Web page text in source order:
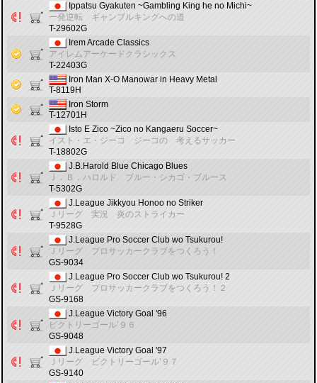
Ippatsu Gyakuten ~Gambling King he no Michi~
一発逆転 ギャンブルキングへの道
T-29602G
Irem Arcade Classics
アイレムアーケードクラシックス
T-22403G
Iron Man X-O Manowar in Heavy Metal
T-8119H
Iron Storm
T-12701H
Isto E Zico ~Zico no Kangaeru Soccer~
イスト・エ・ジーコ ジーコの 考えるサッカー
T-18802G
J.B.Harold Blue Chicago Blues
Ｊ．Ｂ．ハロルド ブルー・シカゴ・ブルース
T-5302G
J.League Jikkyou Honoo no Striker
Ｊリーグ 実況 炎のストライカー
T-9528G
J.League Pro Soccer Club wo Tsukurou!
Ｊリーグ プロサッカークラブをつくろう！
GS-9034
J.League Pro Soccer Club wo Tsukurou! 2
Ｊリーグ プロサッカークラブをつくろう！２
GS-9168
J.League Victory Goal '96
ビクトリーゴール’９６
GS-9048
J.League Victory Goal '97
Ｊリーグ ビクトリーゴール’９７
GS-9140